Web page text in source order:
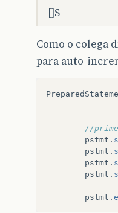
[]S
Como o colega
para auto-
//
pstmt .
pstmt .
pstmt .
pstmt .
pstmt .